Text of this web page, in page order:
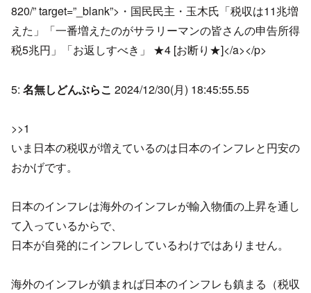
820/” target=”_blank”>・国民民主・玉木氏「税収は11兆増
えた」「一番増えたのがサラリーマンの皆さんの申告所得
税5兆円」「お返しすべき」 ★4 [お断り★]</a></p>
5: 名無しどんぶらこ 2024/12/30(月) 18:45:55.55
>>1
いま日本の税収が増えているのは日本のインフレと円安の
おかげです。
日本のインフレは海外のインフレが輸入物価の上昇を通し
て入っているからで、
日本が自発的にインフレしているわけではありません。
海外のインフレが鎮まれば日本のインフレも鎮まる（税収